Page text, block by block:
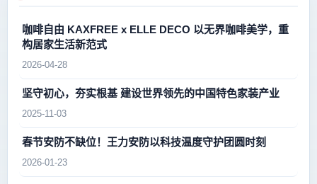
咖啡自由 KAXFREE x ELLE DECO 以无界咖啡美学，重
构居家生活新范式
2026-04-28
坚守初心，夯实根基 建设世界领先的中国特色家装产业
2025-11-03
春节安防不缺位！王力安防以科技温度守护团圆时刻
2026-01-23